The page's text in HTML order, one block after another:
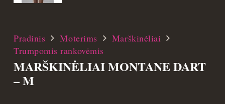
Pradinis Moterims
Marškinėliai
Trumpomis rankovėmis
MARŠKINĖLIAI MONTANE DART
– M